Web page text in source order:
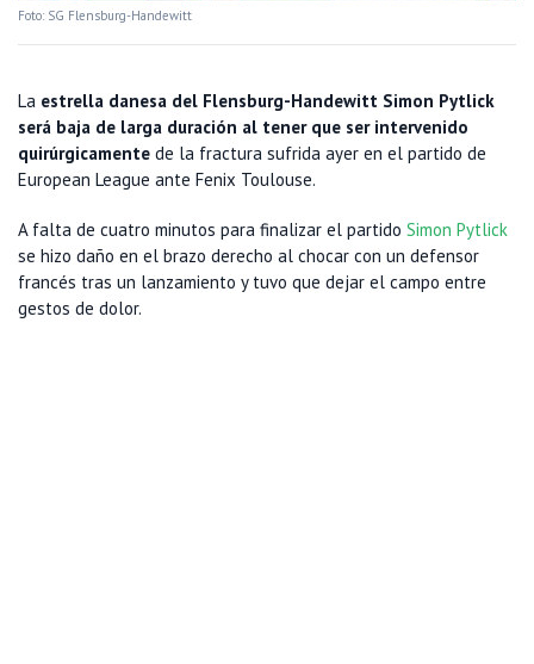
Foto: SG Flensburg-Handewitt
La estrella danesa del Flensburg-Handewitt Simon Pytlick
será baja de larga duración al tener que ser intervenido
quirúrgicamente de la fractura sufrida ayer en el partido de
European League ante Fenix Toulouse.
A falta de cuatro minutos para finalizar el partido Simon Pytlick
se hizo daño en el brazo derecho al chocar con un defensor
francés tras un lanzamiento y tuvo que dejar el campo entre
gestos de dolor.